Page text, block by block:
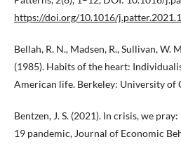
https://doi.org/10.1016/
Bellah, R. N., Madsen, R., Sullivan, W.
(1985). Habits of the heart:
American life. Berkeley: University of
Bentzen, J. S. (2021). In crisis, we
19 pandemic, Journal of Economic